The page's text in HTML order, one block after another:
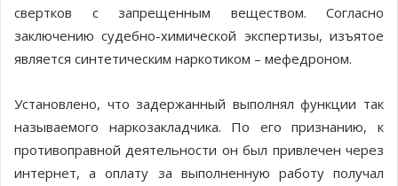
свертков с запрещенным веществом. Согласно
заключению судебно-химической экспертизы, изъятое
является синтетическим наркотиком – мефедроном.
Установлено, что задержанный выполнял функции так
называемого наркозакладчика. По его признанию, к
противоправной деятельности он был привлечен через
интернет, а оплату за выполненную работу получал